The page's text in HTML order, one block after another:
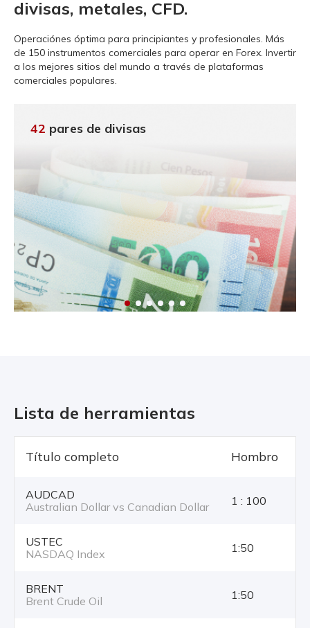
divisas, metales, CFD.
Operaciónes óptima para principiantes y profesionales. Más
de 150 instrumentos comerciales para operar en Forex. Invertir
a los mejores sitios del mundo a través de plataformas
comerciales populares.
42 pares de divisas
Lista de herramientas
Título completo Hombro
AUDCAD
Australian Dollar vs Canadian Dollar
1 : 100
USTEC
NASDAQ Index
1:50
BRENT
Brent Crude Oil
1:50